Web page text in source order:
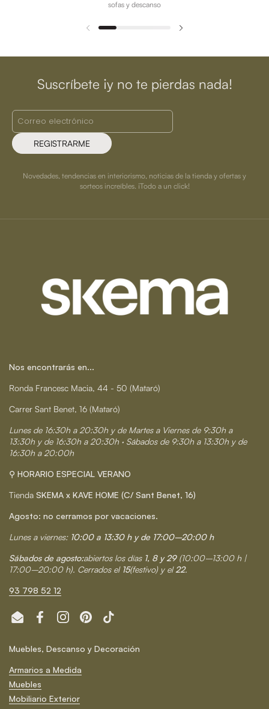
sofas y descanso
Suscríbete ¡y no te pierdas nada!
REGISTRARME
Novedades, tendencias en interiorismo, noticias de la tienda y ofertas y
sorteos increíbles. ¡Todo a un click!
Nos encontrarás en...
Ronda Francesc Macia, 44 - 50 (Mataró)
Carrer Sant Benet, 16 (Mataró)
Lunes de 16:30h a 20:30h y de Martes a Viernes de 9:30h a
13:30h y de 16:30h a 20:30h · Sábados de 9:30h a 13:30h y de
16:30h a 20:00h
⚲ HORARIO ESPECIAL VERANO
Tienda SKEMA x KAVE HOME (C/ Sant Benet, 16)
Agosto: no cerramos por vacaciones.
Lunes a viernes: 10:00 a 13:30 h y de 17:00–20:00 h
Sábados de agosto:abiertos los días 1, 8 y 29 (10:00–13:00 h |
17:00–20:00 h). Cerrados el 15(festivo) y el22.
93 798 52 12
Email FacebookInstagramPinterestTikTok
Muebles, Descanso y Decoración
Armarios a Medida
Muebles
Mobiliario Exterior